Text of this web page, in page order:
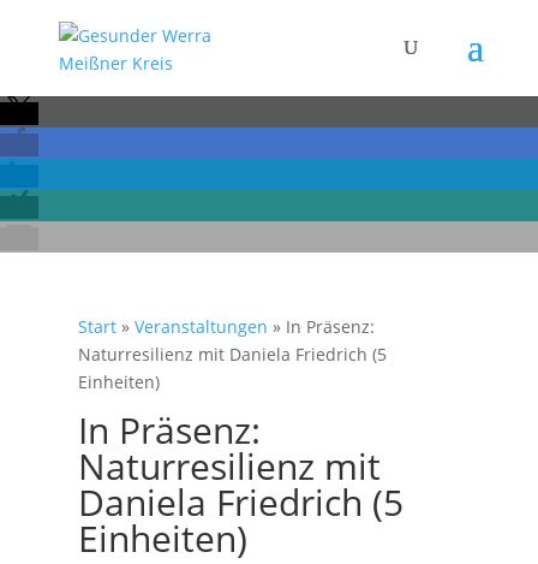
Start » Veranstaltungen » In Präsenz:
Naturresilienz mit Daniela Friedrich (5
Einheiten)
In Präsenz:
Naturresilienz mit
Daniela Friedrich (5
Einheiten)